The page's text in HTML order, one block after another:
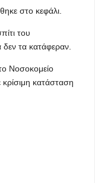
στο κεφάλι.
του
τα κατάφεραν.
Νοσοκομείο
κατάσταση